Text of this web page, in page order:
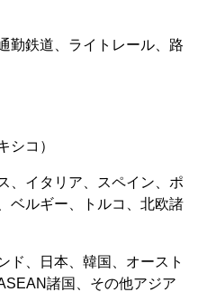
勤鉄道、ライトレール、路
シコ）
、イタリア、スペイン、ポ
ベルギー、トルコ、北欧諸
ド、日本、韓国、オースト
諸国、その他アジア